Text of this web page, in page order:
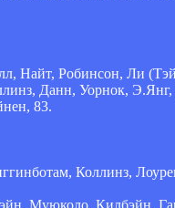
Найт, Робинсон, Ли
Данн, Уорнок,
83.
Коллинз,
Муюколо, Килбэйн,